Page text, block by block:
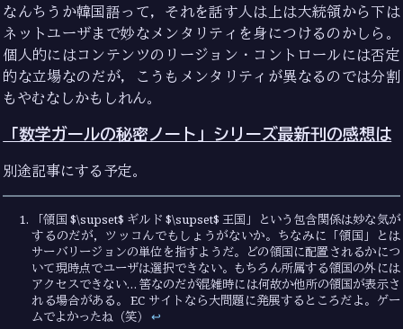
なんちうか韓国語って，それを話す人は上は大統領から下は
ネットユーザまで妙なメンタリティを身につけるのかしら。
個人的にはコンテンツのリージョン・コントロールには否定
的な立場なのだが，こうもメンタリティが異なるのでは分割
もやむなしかもしれん。
「数学ガールの秘密ノート」シリーズ最新刊の感想は
別途記事にする予定。
「領国 $\supset$ ギルド $\supset$ 王国」という包含関係は妙な気が
するのだが，ツッコんでもしょうがないか。ちなみに「領国」とは
サーバリージョンの単位を指すようだ。どの領国に配置されるかにつ
いて現時点でユーザは選択できない。もちろん所属する領国の外には
アクセスできない… 筈なのだが混雑時には何故か他所の領国が表示さ
れる場合がある。 EC サイトなら大問題に発展するところだよ。ゲー
ムでよかったね（笑）↩︎